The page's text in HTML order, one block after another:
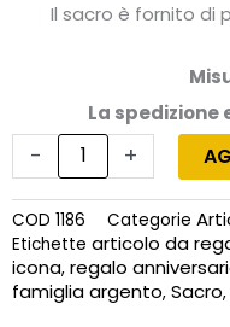
Il sacro è fornito di
La spedizione
-
Quadretto
argento
con
Sacra
Famiglia
cm
16x24
+
COD 1186 Categorie
Etichette articolo da
icona, regalo
famiglia argento, Sacro,